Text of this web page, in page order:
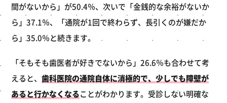
間がないから」が50.4％、次いで「金銭的な余裕がないか
ら」37.1％、「通院が1回で終わらず、長引くのが嫌だか
ら」35.0％と続きます。
「そもそも歯医者が好きでないから」26.6％も合わせて考
えると、歯科医院の通院自体に消極的で、少しでも障壁が
あると行かなくなることがわかります。受診しない明確な